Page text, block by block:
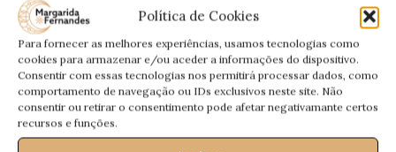
Política de Cookies
Para fornecer as melhores experiências, usamos tecnologias como
cookies para armazenar e/ou aceder a informações do dispositivo.
Consentir com essas tecnologias nos permitirá processar dados, como
comportamento de navegação ou IDs exclusivos neste site. Não
consentir ou retirar o consentimento pode afetar negativamante certos
recursos e funções.